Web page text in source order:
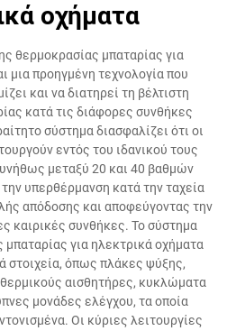
οχήματα
θερμοκρασίας μπαταρίας για
μια προηγμένη τεχνολογία που
και να διατηρεί τη βέλτιστη
κατά τις διάφορες συνθήκες
σύστημα διασφαλίζει ότι οι
εντός του ιδανικού τους
μεταξύ 20 και 40 βαθμών
υπερθέρμανση κατά την ταχεία
απόδοσης και αποφεύγοντας την
καιρικές συνθήκες. Το σύστημα
μπαταρίας για ηλεκτρικά οχήματα
στοιχεία, όπως πλάκες ψύξης,
αισθητήρες, κυκλώματα
μονάδες ελέγχου, τα οποία
Οι κύριες λειτουργίες